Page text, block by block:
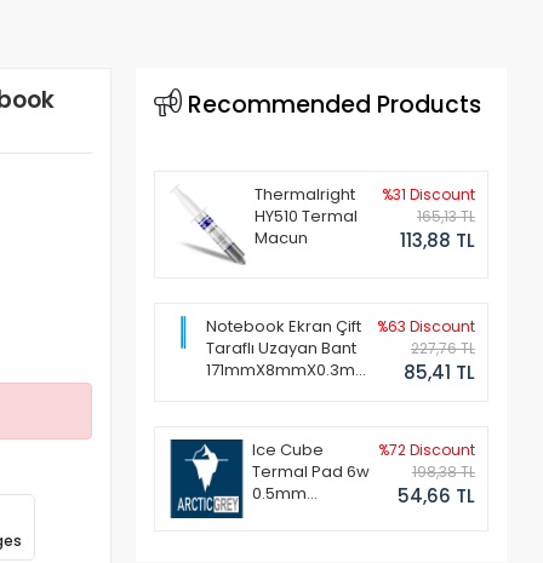
Recommended Products
Thermalright
HY510 Termal
Macun
%31 Discount
165,13 TL
113,88 TL
Notebook Ekran Çift
Taraflı Uzayan Bant
171mmX8mmX0.3mm
%63 Discount
227,76 TL
85,41 TL
Ice Cube
Termal Pad 6w
0.5mm
%72 Discount
198,38 TL
54,66 TL